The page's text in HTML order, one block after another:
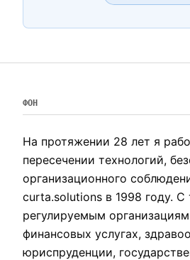
ФОН
На протяжении 28 лет я
пересечении технологий,
организационного
curta.solutions в 1998 году.
регулируемым
финансовых услугах,
юриспруденции,